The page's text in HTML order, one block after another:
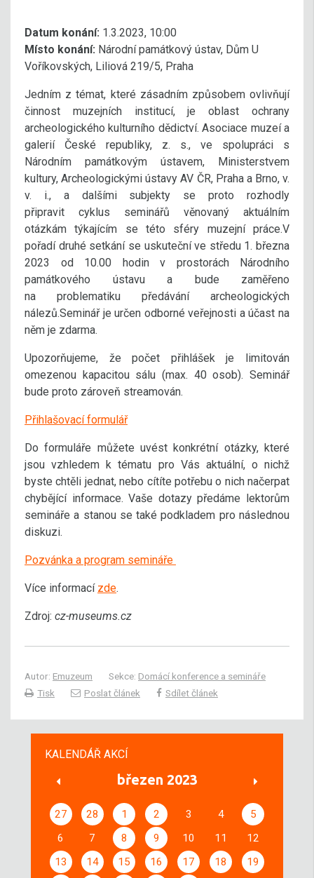
Datum konání: 1.3.2023, 10:00
Místo konání: Národní památkový ústav, Dům U
Voříkovských, Liliová 219/5, Praha
Jedním z témat, které zásadním způsobem ovlivňují
činnost muzejních institucí, je oblast ochrany
archeologického kulturního dědictví. Asociace muzeí a
galerií České republiky, z. s., ve spolupráci s
Národním památkovým ústavem, Ministerstvem
kultury, Archeologickými ústavy AV ČR, Praha a Brno, v.
v. i., a dalšími subjekty se proto rozhodly
připravit cyklus seminářů věnovaný aktuálním
otázkám týkajícím se této sféry muzejní práce.V
pořadí druhé setkání se uskuteční ve středu 1. března
2023 od 10.00 hodin v prostorách Národního
památkového ústavu a bude zaměřeno
na problematiku předávání archeologických
nálezů.Seminář je určen odborné veřejnosti a účast na
něm je zdarma.
Upozorňujeme, že počet přihlášek je limitován
omezenou kapacitou sálu (max. 40 osob). Seminář
bude proto zároveň streamován.
Přihlašovací formulář
Do formuláře můžete uvést konkrétní otázky, které
jsou vzhledem k tématu pro Vás aktuální, o nichž
byste chtěli jednat, nebo cítíte potřebu o nich načerpat
chybějící informace. Vaše dotazy předáme lektorům
semináře a stanou se také podkladem pro následnou
diskuzi.
Pozvánka a program semináře
Více informací zde.
Zdroj: cz-museums.cz
Autor: Emuzeum Sekce: Domácí konference a semináře
Tisk
Poslat článek Sdílet článek
KALENDÁŘ AKCÍ
březen 2023
27 28 1 2 3 4
5
6
7 8 9 10 11
12
13
14 15 16 17 18
19